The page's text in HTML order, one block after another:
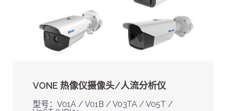
VONE 热像仪摄像头/人流分析仪
型号：V01A / V01B / V03TA / V05T /